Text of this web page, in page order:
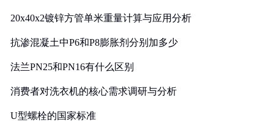
20x40x2镀锌方管单米重量计算与应用分析
抗渗混凝土中P6和P8膨胀剂分别加多少
法兰PN25和PN16有什么区别
消费者对洗衣机的核心需求调研与分析
U型螺栓的国家标准